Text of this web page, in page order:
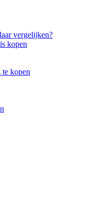
vergelijken?
kopen
te kopen